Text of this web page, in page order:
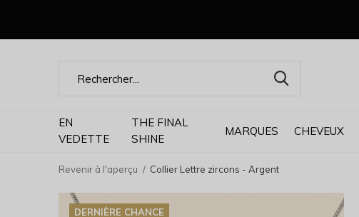
EN
VEDETTE
THE FINAL
SHINE
MARQUES CHEVEUX
Revenir à l'aperçu Collier Lettre zircons - Argent
DERNIÈRE CHANCE